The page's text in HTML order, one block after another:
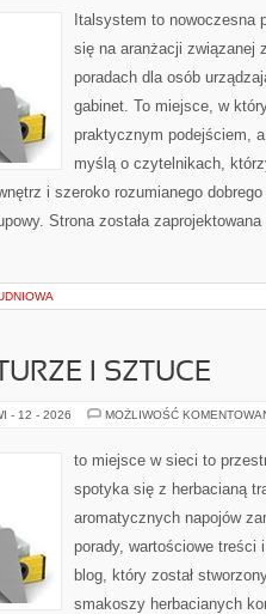
Italsystem to nowoczesna
się na aranżacji związanej
poradach dla osób
gabinet. To miejsce, w
praktycznym podejściem,
myślą o czytelnikach,
i szeroko rozumianego
Strona została
I SZTUCE
- 12 - 2026 MOŻLIWOŚĆ
to miejsce w sieci to
spotyka się z herbacianą
aromatycznych napojów
porady, wartościowe treści
blog, który został
smakoszy herbacianych